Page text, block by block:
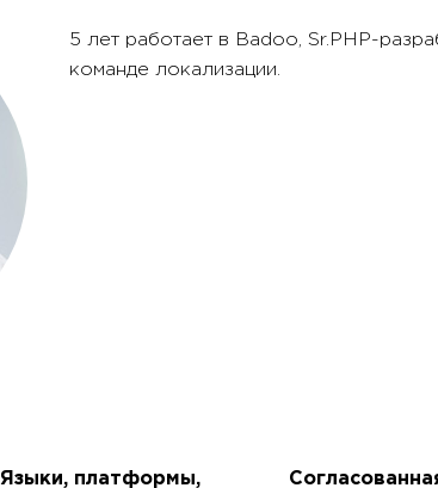
5 лет работает в Badoo, Sr.PHP-
команде локализации.
Языки, платформы,